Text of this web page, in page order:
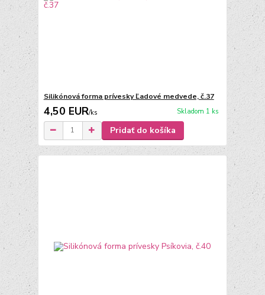
Silikónová forma prívesky Ľadové medvede, č.37
4,50 EUR/ks Skladom 1 ks
Pridať do košíka